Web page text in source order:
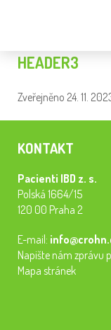
HEADER3
Zveřejněno 24. 11.
KONTAKT
Pacienti IBD z. s.
Polská 1664/15
120 00 Praha 2
E-mail:
Napište nám zprávu
Mapa stránek